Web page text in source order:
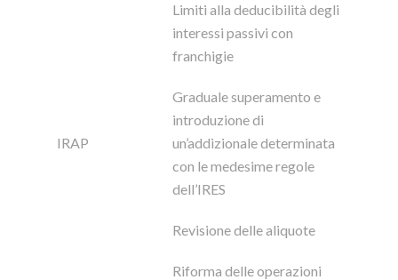
Limiti alla deducibilità degli
interessi passivi con
franchigie
IRAP
Graduale superamento e
introduzione di
un’addizionale determinata
con le medesime regole
dell’IRES
Revisione delle aliquote
Riforma delle operazioni